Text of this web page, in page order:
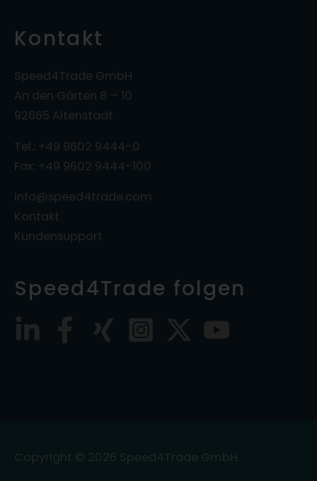
Kontakt
Speed4Trade GmbH
An den Gärten 8 – 10
92665 Altenstadt
Tel.: +49 9602 9444-0
Fax: +49 9602 9444-100
info@speed4trade.com
Kontakt
Kundensupport
Speed4Trade folgen
Copyright © 2026 Speed4Trade GmbH